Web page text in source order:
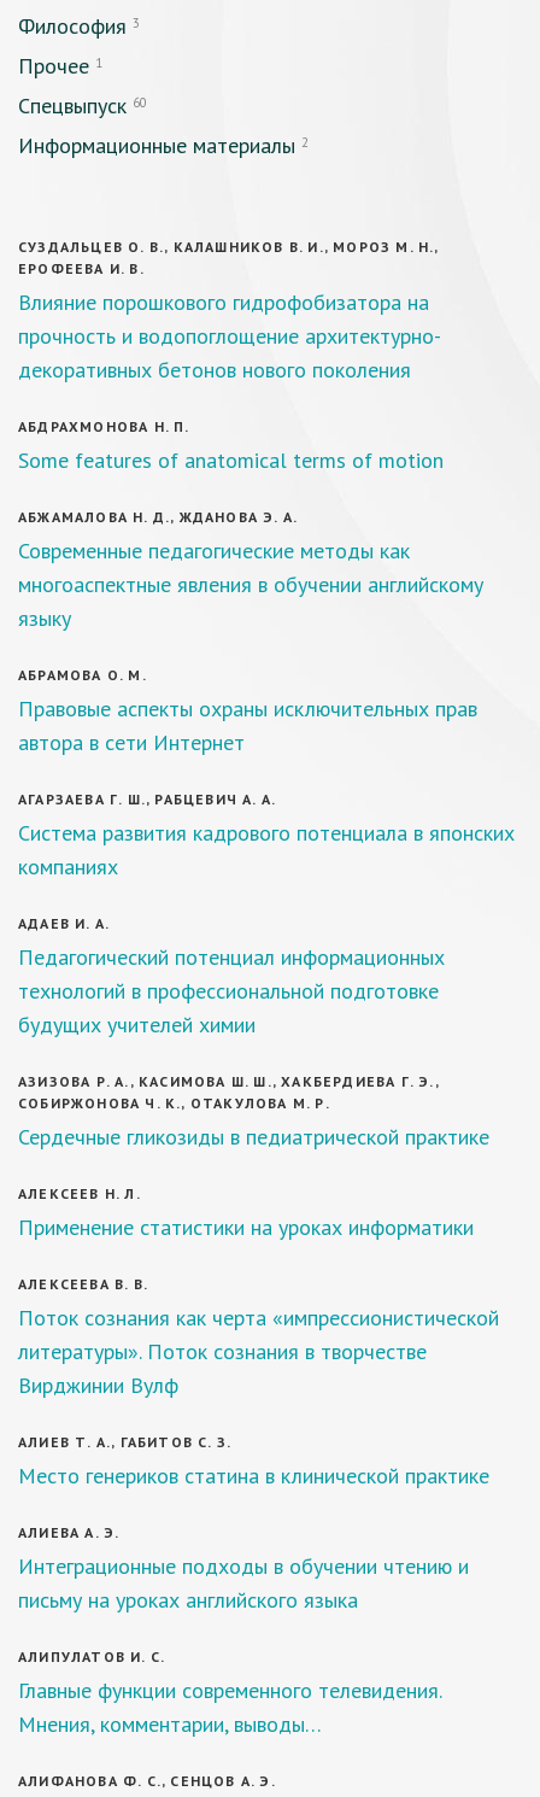
Философия 3
Прочее 1
Спецвыпуск 60
Информационные материалы 2
CУЗДАЛЬЦЕВ О. В., КАЛАШНИКОВ В. И., МОРОЗ М. Н.,
ЕРОФЕЕВА И. В.
Влияние порошкового гидрофобизатора на
прочность и водопоглощение архитектурно-
декоративных бетонов нового поколения
АБДРАХМОНОВА Н. П.
Some features of anatomical terms of motion
АБЖАМАЛОВА Н. Д., ЖДАНОВА Э. А.
Современные педагогические методы как
многоаспектные явления в обучении английскому
языку
АБРАМОВА О. М.
Правовые аспекты охраны исключительных прав
автора в сети Интернет
АГАРЗАЕВА Г. Ш., РАБЦЕВИЧ А. А.
Система развития кадрового потенциала в японских
компаниях
АДАЕВ И. А.
Педагогический потенциал информационных
технологий в профессиональной подготовке
будущих учителей химии
АЗИЗОВА Р. А., КАСИМОВА Ш. Ш., ХАКБЕРДИЕВА Г. Э.,
СОБИРЖОНОВА Ч. К., ОТАКУЛОВА М. Р.
Сердечные гликозиды в педиатрической практике
АЛЕКСЕЕВ Н. Л.
Применение статистики на уроках информатики
АЛЕКСЕЕВА В. В.
Поток сознания как черта «импрессионистической
литературы». Поток сознания в творчестве
Вирджинии Вулф
АЛИЕВ Т. А., ГАБИТОВ С. З.
Место генериков статина в клинической практике
АЛИЕВА А. Э.
Интеграционные подходы в обучении чтению и
письму на уроках английского языка
АЛИПУЛАТОВ И. С.
Главные функции современного телевидения.
Мнения, комментарии, выводы…
АЛИФАНОВА Ф. С., СЕНЦОВ А. Э.